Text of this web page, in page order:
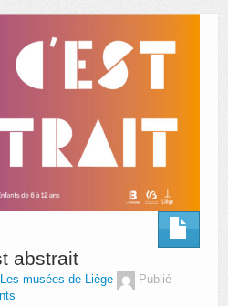
abstrait
Les musées de Liège
Publié